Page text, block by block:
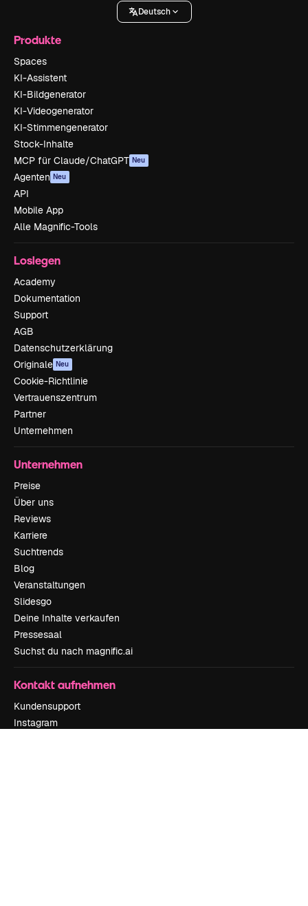
Deutsch
Produkte
Spaces
KI-Assistent
KI-Bildgenerator
KI-Videogenerator
KI-Stimmengenerator
Stock-Inhalte
MCP für Claude/ChatGPT Neu
Agenten Neu
API
Mobile App
Alle Magnific-Tools
Loslegen
Academy
Dokumentation
Support
AGB
Datenschutzerklärung
Originale Neu
Cookie-Richtlinie
Vertrauenszentrum
Partner
Unternehmen
Unternehmen
Preise
Über uns
Reviews
Karriere
Suchtrends
Blog
Veranstaltungen
Slidesgo
Deine Inhalte verkaufen
Pressesaal
Suchst du nach magnific.ai
Kontakt aufnehmen
Kundensupport
Instagram